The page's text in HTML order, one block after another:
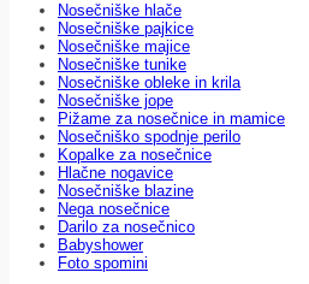
Nosečniške hlače
Nosečniške pajkice
Nosečniške majice
Nosečniške tunike
Nosečniške obleke in krila
Nosečniške jope
Pižame za nosečnice in mamice
Nosečniško spodnje perilo
Kopalke za nosečnice
Hlačne nogavice
Nosečniške blazine
Nega nosečnice
Darilo za nosečnico
Babyshower
Foto spomini